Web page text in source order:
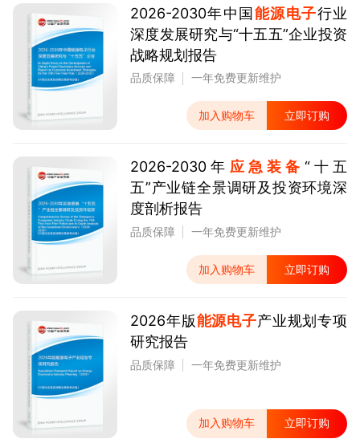
2026-2030年中国能源电子行业
深度发展研究与“十五五”企业投资
战略规划报告
品质保障 一年免费更新维护
加入购物车 立即订购
2026-2030年 应急装备 “十五
五”产业链全景调研及投资环境深
度剖析报告
品质保障 一年免费更新维护
加入购物车 立即订购
2026年版能源电子产业规划专项
研究报告
品质保障 一年免费更新维护
加入购物车 立即订购